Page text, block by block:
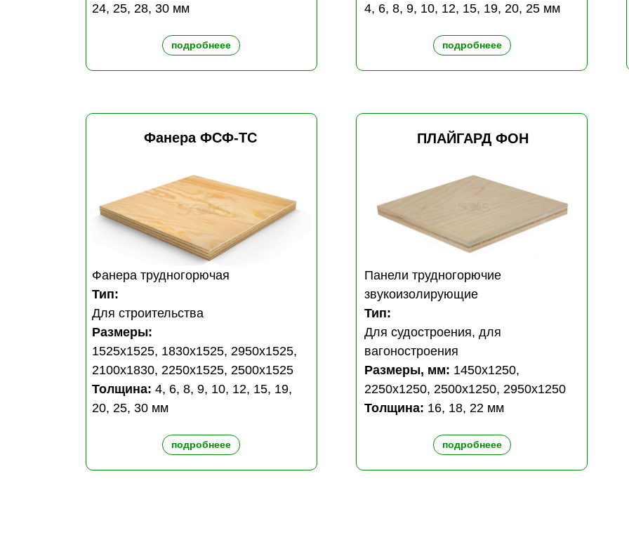
подробнеее
Панели трудногорючие
звукоизолирующие
Тип:
Для судостроения, для
вагоностроения
Размеры, мм: 1450х1250,
2250х1250, 2500х1250, 2950х1250
Толщина: 16, 18, 22 мм
ПЛАЙГАРД ФОН
подробнеее
4, 6, 8, 9, 10, 12, 15, 19, 20, 25 мм
подробнеее
24, 25, 28, 30 мм
подробнеее
Фанера трудногорючая
Тип:
Для строительства
Размеры:
1525х1525, 1830х1525, 2950х1525,
2100х1830, 2250х1525, 2500х1525
Толщина: 4, 6, 8, 9, 10, 12, 15, 19,
20, 25, 30 мм
Фанера ФСФ-ТС